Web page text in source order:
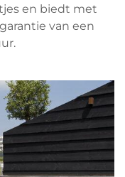
en biedt met
van een